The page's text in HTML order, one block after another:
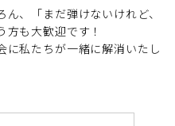
、「まだ弾けないけれど、
も大歓迎です！
に私たちが一緒に解消いたし